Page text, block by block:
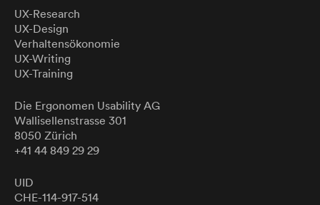
UX-Research
UX-Design
Verhaltensökonomie
UX-Writing
UX-Training
Die Ergonomen Usability AG
Wallisellenstrasse 301
8050 Zürich
+41 44 849 29 29
UID
CHE-114-917-514